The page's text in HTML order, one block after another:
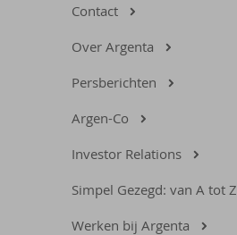
Contact
Over Argenta
Persberichten
Argen-Co
Investor Relations
Simpel Gezegd: van A tot Z
Werken bij Argenta